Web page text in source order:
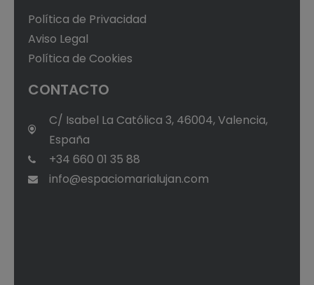
Política de Privacidad
Aviso Legal
Política de Cookies
CONTACTO
C/ Isabel La Católica 3, 46004, Valencia,
España
+34 660 01 35 88
info@espaciomarialujan.com